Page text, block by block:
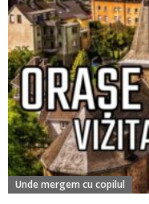
Unde mergem cu copilul